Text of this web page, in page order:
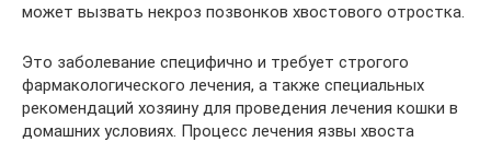
может вызвать некроз позвонков хвостового отростка.
Это заболевание специфично и требует строгого
фармакологического лечения, а также специальных
рекомендаций хозяину для проведения лечения кошки в
домашних условиях. Процесс лечения язвы хвоста